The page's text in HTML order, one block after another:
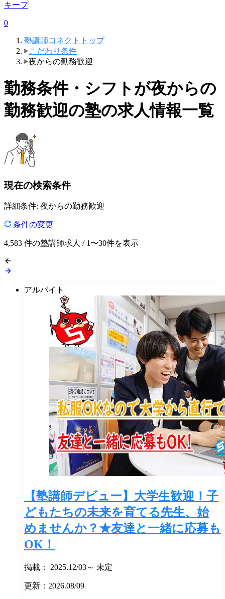
キープ
0
塾講師コネクトトップ
こだわり条件
夜からの勤務歓迎
勤務条件・シフトが夜からの
勤務歓迎の塾の求人情報一覧
現在の検索条件
詳細条件: 夜からの勤務歓迎
条件の変更
4,583 件の塾講師求人 / 1〜30件を表示
アルバイト
【塾講師デビュー】大学生歓迎！子
どもたちの未来を育てる先生、始
めませんか？★友達と一緒に応募も
OK！
掲載： 2025.12/03～ 未定
更新：2026.08/09